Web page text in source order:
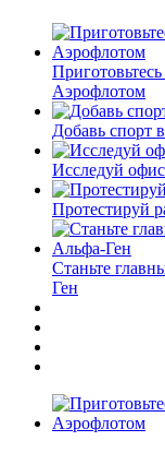
Аэрофлотом
Добавь спорт
Исследуй
Протестируй
Станьте
Ген